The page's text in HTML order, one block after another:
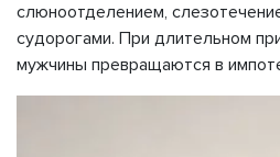
слюноотделением,
судорогами. При длительном
мужчины превращаются в